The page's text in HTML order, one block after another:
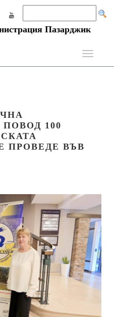
Пазарджик
Toggle
100
ПРОВЕДЕ ВЪВ